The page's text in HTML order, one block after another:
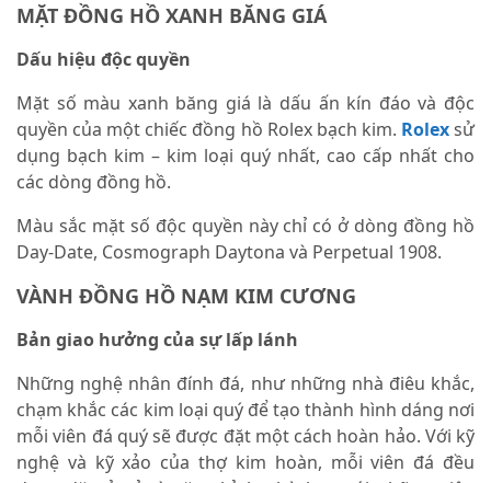
MẶT ĐỒNG HỒ XANH BĂNG GIÁ
Dấu hiệu độc quyền
Mặt số màu xanh băng giá là dấu ấn kín đáo và độc
quyền của một chiếc đồng hồ Rolex bạch kim. Rolexsử
dụng bạch kim – kim loại quý nhất, cao cấp nhất cho
các dòng đồng hồ.
Màu sắc mặt số độc quyền này chỉ có ở dòng đồng hồ
Day-Date, Cosmograph Daytona và Perpetual 1908.
VÀNH ĐỒNG HỒ NẠM KIM CƯƠNG
Bản giao hưởng của sự lấp lánh
Những nghệ nhân đính đá, như những nhà điêu khắc,
chạm khắc các kim loại quý để tạo thành hình dáng nơi
mỗi viên đá quý sẽ được đặt một cách hoàn hảo. Với kỹ
nghệ và kỹ xảo của thợ kim hoàn, mỗi viên đá đều